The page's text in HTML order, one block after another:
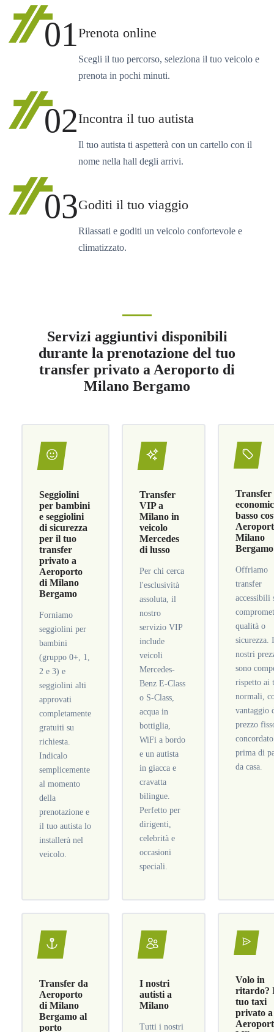
01Prenota online
Scegli il tuo percorso, seleziona il tuo veicolo e
prenota in pochi minuti.
02Incontra il tuo autista
Il tuo autista ti aspetterà con un cartello con il
nome nella hall degli arrivi.
03Goditi il tuo viaggio
Rilassati e goditi un veicolo confortevole e
climatizzato.
Servizi aggiuntivi disponibili
durante la prenotazione del tuo
transfer privato a Aeroporto di
Milano Bergamo
Seggiolini
per bambini
e seggiolini
di sicurezza
per il tuo
transfer
privato a
Aeroporto
di Milano
Bergamo
Forniamo
seggiolini per
bambini
(gruppo 0+, 1,
2 e 3) e
seggiolini alti
approvati
completamente
gratuiti su
richiesta.
Indicalo
semplicemente
al momento
della
prenotazione e
il tuo autista lo
installerà nel
veicolo.
Transfer
VIP a
Milano in
veicolo
Mercedes
di lusso
Per chi cerca
l'esclusività
assoluta, il
nostro
servizio VIP
include
veicoli
Mercedes-
Benz E-Class
o S-Class,
acqua in
bottiglia,
WiFi a bordo
e un autista
in giacca e
cravatta
bilingue.
Perfetto per
dirigenti,
celebrità e
occasioni
speciali.
Transfer
basso
Milano
Bergamo
Offriamo
transfer
accessibili
qualità o
sicurezza.
nostri
sono
rispetto ai
normali,
vantaggio
prezzo
concordato
prima di
da casa.
Transfer da
Aeroporto
di Milano
Bergamo al
porto
I nostri
autisti a
Milano
Tutti i nostri
Volo in
ritardo?
tuo taxi
privato a